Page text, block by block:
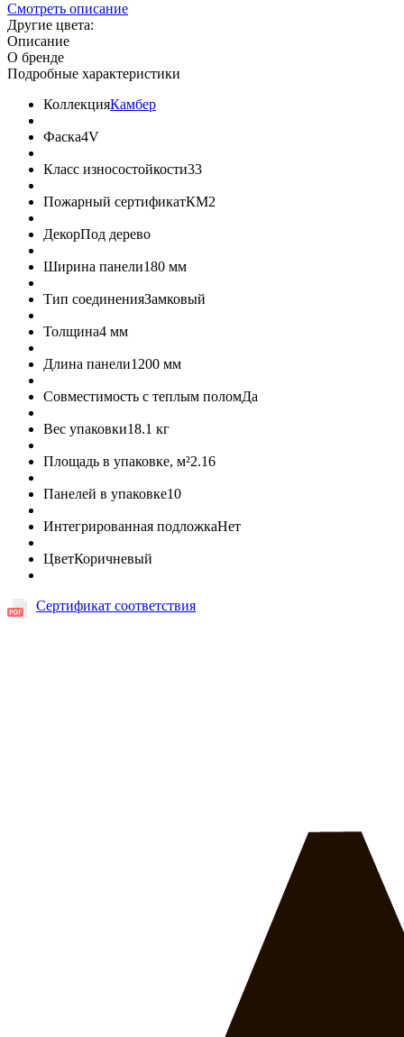
Смотреть описание
Другие цвета:
Описание
О бренде
Подробные характеристики
КоллекцияКамбер
Фаска4V
Класс износостойкости33
Пожарный сертификатКМ2
ДекорПод дерево
Ширина панели180 мм
Тип соединенияЗамковый
Толщина4 мм
Длина панели1200 мм
Совместимость с теплым поломДа
Вес упаковки18.1 кг
Площадь в упаковке, м²2.16
Панелей в упаковке10
Интегрированная подложкаНет
ЦветКоричневый
Сертификат соответствия